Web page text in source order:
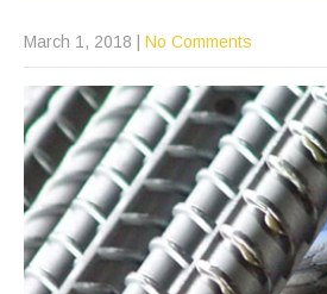
March 1, 2018 No Comments